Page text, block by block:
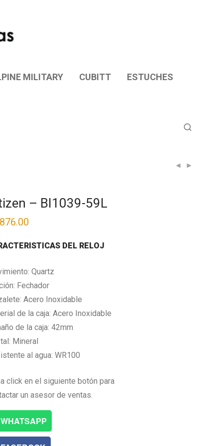
MILITARY CUBITT ESTUCHES
– BI1039-59L
DEL RELOJ
Quartz
Fechador
Acero Inoxidable
de la caja: Acero Inoxidable
de la caja: 42mm
Mineral
al agua: WR100
click en el siguiente botón para
un asesor de ventas.